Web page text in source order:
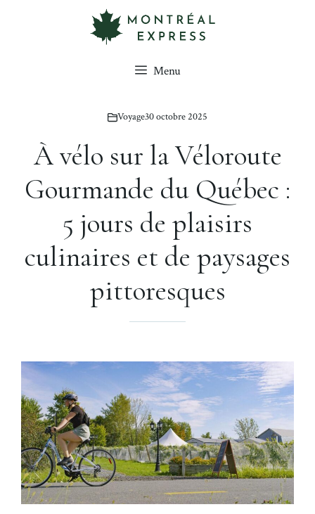
Menu
Voyage30 octobre 2025
À vélo sur la Véloroute
Gourmande du Québec :
5 jours de plaisirs
culinaires et de paysages
pittoresques